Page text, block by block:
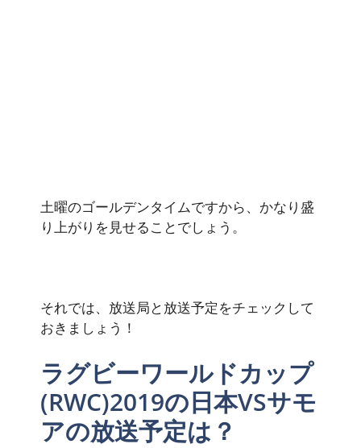
土曜のゴールデンタイムですから、かなり盛
り上がりを見せることでしょう。
それでは、放送局と放送予定をチェックして
おきましょう！
ラグビーワールドカップ
(RWC)2019の日本VSサモ
アの放送予定は？